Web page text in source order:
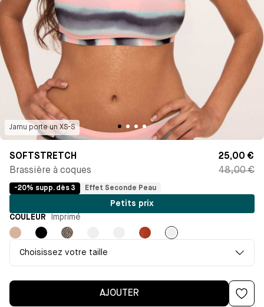
Jamu porte un XS-S
SOFTSTRETCH
Brassière à coques
25,00 €
48,00 €
-20% supp. dès 3 Effet Seconde Peau
Petits prix
COULEUR
Imprimé
Nude Noir LéopardViolet
clair
MarronEcureuilImprimé
Choisissez votre taille
AJOUTER